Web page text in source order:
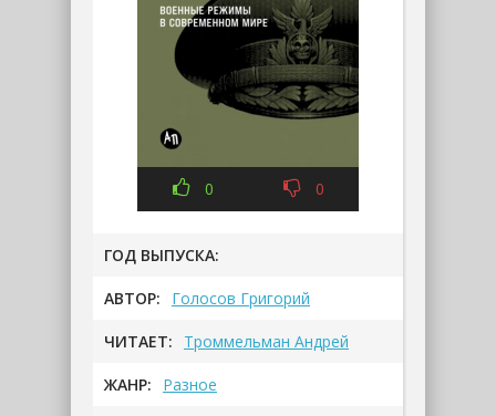
0 0
ГОД ВЫПУСКА:
АВТОР: Голосов Григорий
ЧИТАЕТ: Троммельман Андрей
ЖАНР: Разное